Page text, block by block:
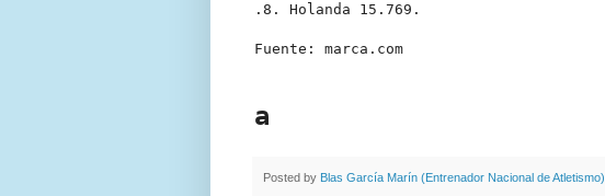
.8. Holanda 15.769.
Fuente: marca.com
a
Posted by Blas García Marín (Entrenador Nacional de Atletismo)